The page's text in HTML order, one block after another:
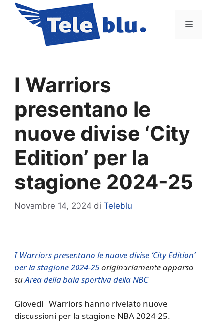
contenuto
Menu
I Warriors
presentano le
nuove divise ‘City
Edition’ per la
stagione 2024-25
Novembre 14, 2024 di Teleblu
I Warriors presentano le nuove divise ‘City Edition’
per la stagione 2024-25originariamente apparso
suArea della baia sportiva della NBC
Giovedì i Warriors hanno rivelato nuove
discussioni per la stagione NBA 2024-25.